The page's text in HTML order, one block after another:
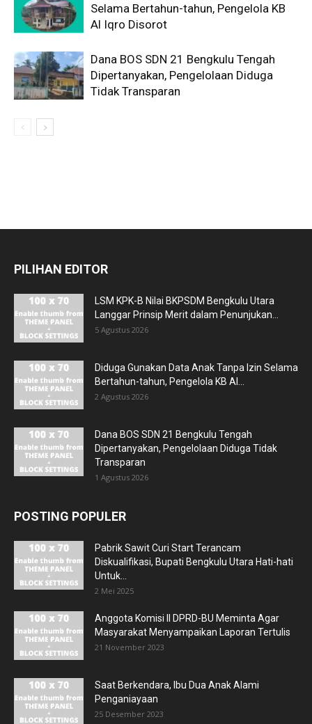
Selama Bertahun-tahun, Pengelola KB
Al Iqro Disorot
Dana BOS SDN 21 Bengkulu Tengah
Dipertanyakan, Pengelolaan Diduga
Tidak Transparan
PILIHAN EDITOR
LSM KPK-B Nilai BKPSDM Bengkulu Utara
Langgar Prinsip Merit dalam Penunjukan...
5 Agustus 2026
Diduga Gunakan Data Anak Tanpa Izin Selama
Bertahun-tahun, Pengelola KB Al...
2 Agustus 2026
Dana BOS SDN 21 Bengkulu Tengah
Dipertanyakan, Pengelolaan Diduga Tidak
Transparan
1 Agustus 2026
POSTING POPULER
Pabrik Sawit Curi Start Terancam
Diskualifikasi, Bupati Bengkulu Utara Hati-hati
Untuk...
2 Mei 2025
Anggota Komisi II DPRD-BU Meminta Agar
Masyarakat Menyampaikan Laporan Tertulis
21 November 2023
Saat Berkendara, Ibu Dua Anak Alami
Penganiayaan
25 Desember 2023